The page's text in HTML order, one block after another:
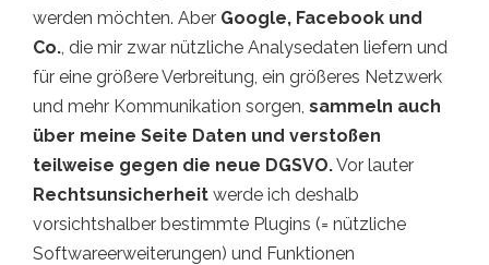
werden möchten. Aber Google, Facebook und
Co. , die mir zwar nützliche Analysedaten liefern und
für eine größere Verbreitung, ein größeres Netzwerk
und mehr Kommunikation sorgen, sammeln auch
über meine Seite Daten und verstoßen
teilweise gegen die neue DGSVO.Vor lauter
Rechtsunsicherheit werde ich deshalb
vorsichtshalber bestimmte Plugins (= nützliche
Softwareerweiterungen) und Funktionen